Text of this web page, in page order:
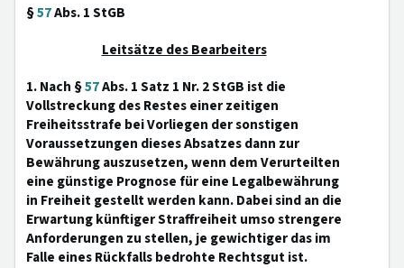
§57Abs. 1 StGB
Leitsätze des Bearbeiters
1. Nach §57Abs. 1 Satz 1 Nr. 2 StGB ist die
Vollstreckung des Restes einer zeitigen
Freiheitsstrafe bei Vorliegen der sonstigen
Voraussetzungen dieses Absatzes dann zur
Bewährung auszusetzen, wenn dem Verurteilten
eine günstige Prognose für eine Legalbewährung
in Freiheit gestellt werden kann. Dabei sind an die
Erwartung künftiger Straffreiheit umso strengere
Anforderungen zu stellen, je gewichtiger das im
Falle eines Rückfalls bedrohte Rechtsgut ist.